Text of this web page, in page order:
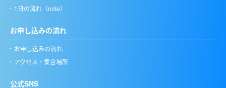
1日の流れ（note）
お申し込みの流れ
お申し込みの流れ
アクセス・集合場所
公式SNS